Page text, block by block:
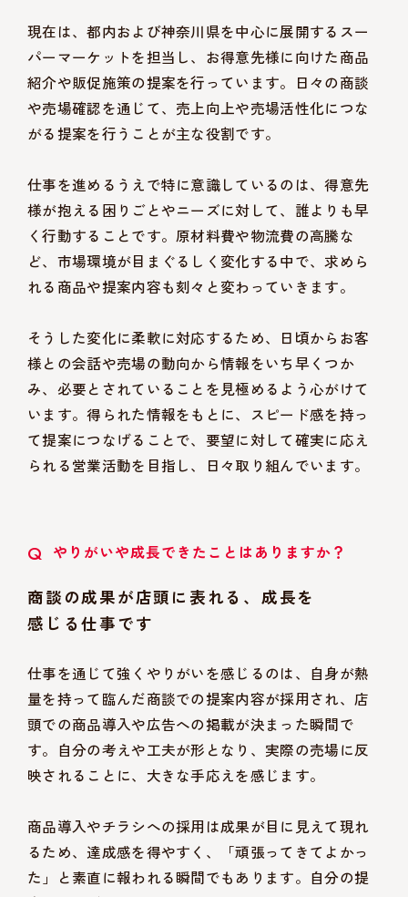
現在は、都内および神奈川県を中心に展開するスー
パーマーケットを担当し、お得意先様に向けた商品
紹介や販促施策の提案を行っています。日々の商談
や売場確認を通じて、売上向上や売場活性化につな
がる提案を行うことが主な役割です。
仕事を進めるうえで特に意識しているのは、得意先
様が抱える困りごとやニーズに対して、誰よりも早
く行動することです。原材料費や物流費の高騰な
ど、市場環境が目まぐるしく変化する中で、求めら
れる商品や提案内容も刻々と変わっていきます。
そうした変化に柔軟に対応するため、日頃からお客
様との会話や売場の動向から情報をいち早くつか
み、必要とされていることを見極めるよう心がけて
います。得られた情報をもとに、スピード感を持っ
て提案につなげることで、要望に対して確実に応え
られる営業活動を目指し、日々取り組んでいます。
Q やりがいや成長できたことはありますか？
商談の成果が店頭に表れる、成長を
感じる仕事です
仕事を通じて強くやりがいを感じるのは、自身が熱
量を持って臨んだ商談での提案内容が採用され、店
頭での商品導入や広告への掲載が決まった瞬間で
す。自分の考えや工夫が形となり、実際の売場に反
映されることに、大きな手応えを感じます。
商品導入やチラシへの採用は成果が目に見えて現れ
るため、達成感を得やすく、「頑張ってきてよかっ
た」と素直に報われる瞬間でもあります。自分の提